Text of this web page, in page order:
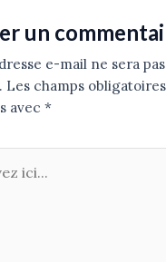
un
e-mail ne sera pas
Les champs
avec *